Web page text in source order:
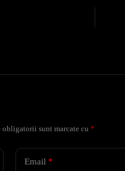
obligatorii sunt marcate cu*
Email *